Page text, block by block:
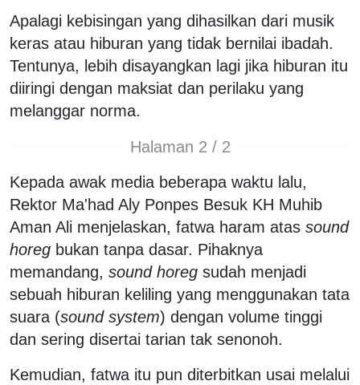
Apalagi kebisingan yang dihasilkan dari musik
keras atau hiburan yang tidak bernilai ibadah.
Tentunya, lebih disayangkan lagi jika hiburan itu
diiringi dengan maksiat dan perilaku yang
melanggar norma.
Halaman 2 / 2
Kepada awak media beberapa waktu lalu,
Rektor Ma'had Aly Ponpes Besuk KH Muhib
Aman Ali menjelaskan, fatwa haram atas sound
horeg bukan tanpa dasar. Pihaknya
memandang, sound horeg sudah menjadi
sebuah hiburan keliling yang menggunakan tata
suara (sound system) dengan volume tinggi
dan sering disertai tarian tak senonoh.
Kemudian, fatwa itu pun diterbitkan usai melalui